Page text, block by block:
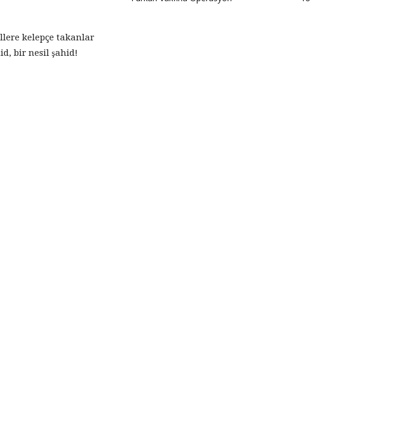
kelepçe takanlar
bir nesil şahid!